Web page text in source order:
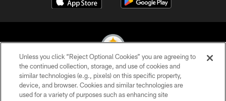
© 2026 Pittsburgh Steelers. All Rights Reserved
PRIVACY POLICY
Unless you click “Reject Optional Cookies” you are agreeing to
the continued collection, storage, and use of cookies and
similar technologies (e.g., pixels) on this specific property,
device, and browser. Cookies and similar technologies are
used for a variety of purposes such as enhancing site